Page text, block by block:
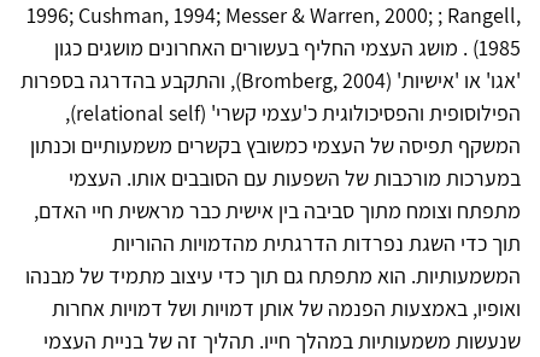
1996; Cushman, 1994; Messer & Warren, 2000; ; Rangell,
1985) . מושג העצמי החליף בעשורים האחרונים מושגים כגון
'אגו' או 'אישיות' (Bromberg, 2004), והתקבע בהדרגה בספרות
הפילוסופית והפסיכולוגית כ'עצמי קשרי' (relational self),
המשקף תפיסה של העצמי כמשובץ בקשרים משמעותיים וכנתון
במערכות מורכבות של השפעות עם הסובבים אותו. העצמי
מתפתח וצומח מתוך סביבה בין אישית כבר מראשית חיי האדם,
תוך כדי השגת נפרדות הדרגתית מהדמויות ההוריות
המשמעותיות. הוא מתפתח גם תוך כדי עיצוב מתמיד של מבנהו
ואופיו, באמצעות הפנמה של אותן דמויות ושל דמויות אחרות
שנעשות משמעותיות במהלך חייו. תהליך זה של בניית העצמי